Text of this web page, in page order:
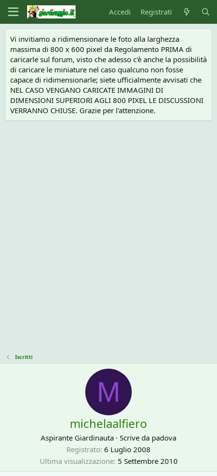
Accedi Registrati
Vi invitiamo a ridimensionare le foto alla larghezza
massima di 800 x 600 pixel da Regolamento PRIMA di
caricarle sul forum, visto che adesso c'è anche la possibilità
di caricare le miniature nel caso qualcuno non fosse
capace di ridimensionarle; siete ufficialmente avvisati che
NEL CASO VENGANO CARICATE IMMAGINI DI
DIMENSIONI SUPERIORI AGLI 800 PIXEL LE DISCUSSIONI
VERRANNO CHIUSE. Grazie per l'attenzione.
Iscritti
M
michelaalfiero
Aspirante Giardinauta · Scrive da padova
Registrato 6 Luglio 2008
Ultima visualizzazione 5 Settembre 2010